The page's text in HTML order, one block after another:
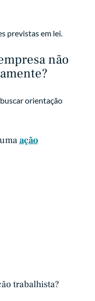
previstas em lei.
não
orientação
ação
trabalhista?